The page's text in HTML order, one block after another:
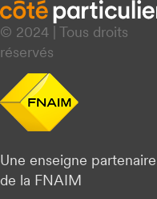
© 2024 | Tous droits
réservés
Une enseigne partenaire
de la FNAIM